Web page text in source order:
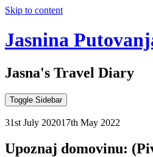
Skip to content
Jasnina
Jasna's Travel Diary
Toggle Sidebar
31st July 202017th May 2022
Upoznaj domovinu: